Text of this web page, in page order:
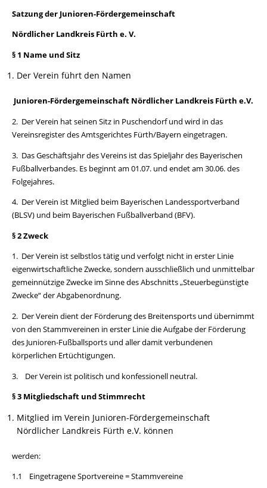
Satzung der Junioren-Fördergemeinschaft
Nördlicher Landkreis Fürth e. V.
§ 1 Name und Sitz
Der Verein führt den Namen
Junioren-Fördergemeinschaft Nördlicher Landkreis Fürth e.V.
2. Der Verein hat seinen Sitz in Puschendorf und wird in das
Vereinsregister des Amtsgerichtes Fürth/Bayern eingetragen.
3. Das Geschäftsjahr des Vereins ist das Spieljahr des Bayerischen
Fußballverbandes. Es beginnt am 01.07. und endet am 30.06. des
Folgejahres.
4. Der Verein ist Mitglied beim Bayerischen Landessportverband
(BLSV) und beim Bayerischen Fußballverband (BFV).
§ 2 Zweck
1. Der Verein ist selbstlos tätig und verfolgt nicht in erster Linie
eigenwirtschaftliche Zwecke, sondern ausschließlich und unmittelbar
gemeinnützige Zwecke im Sinne des Abschnitts „Steuerbegünstigte
Zwecke“ der Abgabenordnung.
2. Der Verein dient der Förderung des Breitensports und übernimmt
von den Stammvereinen in erster Linie die Aufgabe der Förderung
des Junioren-Fußballsports und aller damit verbundenen
körperlichen Ertüchtigungen.
3. Der Verein ist politisch und konfessionell neutral.
§ 3 Mitgliedschaft und Stimmrecht
Mitglied im Verein Junioren-Fördergemeinschaft
Nördlicher Landkreis Fürth e.V. können
werden:
1.1 Eingetragene Sportvereine = Stammvereine